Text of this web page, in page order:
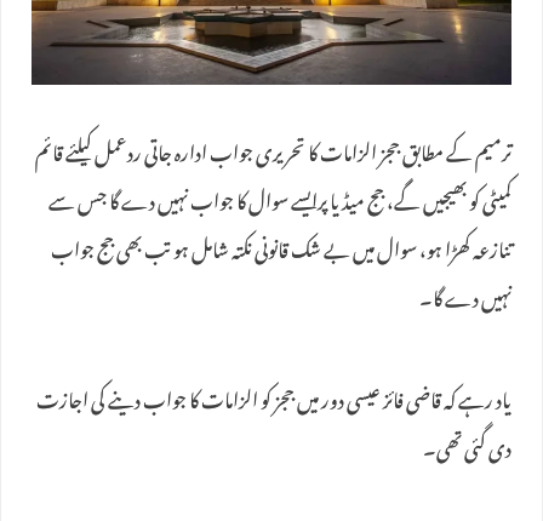
ترمیم کے مطابق ججز الزامات کا تحریری جواب ادارہ جاتی ردعمل کیلئے قائم
کمیٹی کو بھیجیں گے، جج میڈیا پرایسے سوال کا جواب نہیں دے گا جس سے
تنازعہ کھڑا ہو، سوال میں بے شک قانونی نکتہ شامل ہو تب بھی جج جواب
نہیں دے گا۔
یاد رہے کہ قاضی فائز عیسی دور میں ججز کو الزامات کا جواب دینے کی اجازت
دی گئی تھی۔